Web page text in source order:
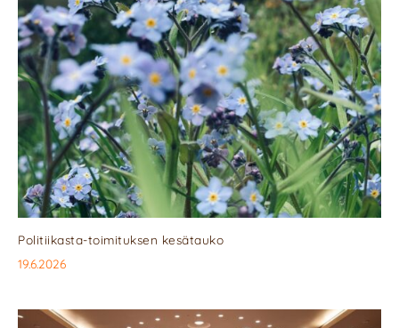
Politiikasta-toimituksen kesätauko
19.6.2026